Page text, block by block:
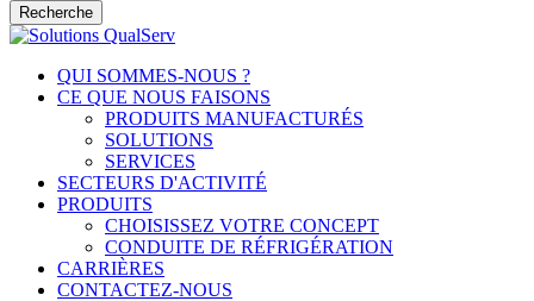
Recherche
Fermer
recherche
Menu
QUI SOMMES-NOUS ?
CE QUE NOUS FAISONS
PRODUITS MANUFACTURÉS
SOLUTIONS
SERVICES
SECTEURS D'ACTIVITÉ
PRODUITS
CHOISISSEZ VOTRE CONCEPT
CONDUITE DE RÉFRIGÉRATION
CARRIÈRES
CONTACTEZ-NOUS